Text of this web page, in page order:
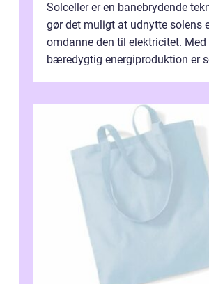
Solceller er en banebrydende
gør det muligt at udnytte solens
omdanne den til elektricitet.
bæredygtig energiproduktion er